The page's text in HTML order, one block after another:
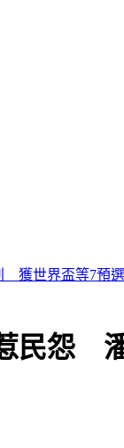
遭警方上門關切
民怨